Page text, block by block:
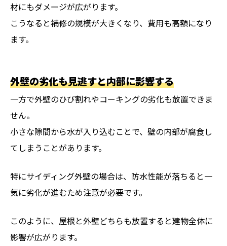
材にもダメージが広がります。
こうなると補修の規模が大きくなり、費用も高額になり
ます。
外壁の劣化も見逃すと内部に影響する
一方で外壁のひび割れやコーキングの劣化も放置できま
せん。
小さな隙間から水が入り込むことで、壁の内部が腐食し
てしまうことがあります。
特にサイディング外壁の場合は、防水性能が落ちると一
気に劣化が進むため注意が必要です。
このように、屋根と外壁どちらも放置すると建物全体に
影響が広がります。